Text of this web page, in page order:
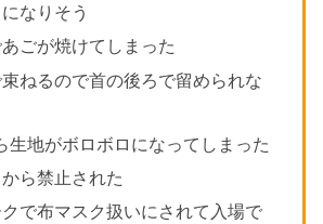
なりそう
ごが焼けてしまった
ねるので首の後ろで留められな
生地がボロボロになってしまった
ら禁止された
で布マスク扱いにされて入場で